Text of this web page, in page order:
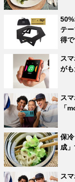
テ
得で
ス
が
ス
「
保
成
ス